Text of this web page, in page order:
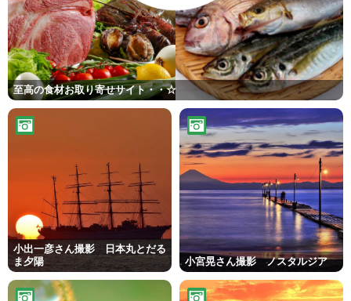
至高の食材お取り寄せサイト・・☆
小出一彦さん撮影 日本丸とだる
ま夕陽
小宮晃さん撮影 ノスタルジア